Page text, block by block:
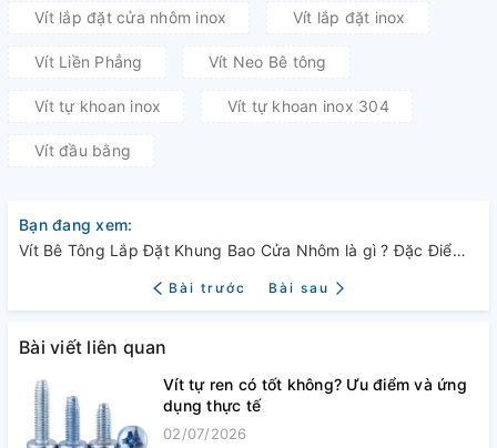
Vít lắp đặt cửa nhôm inox Vít lắp đặt inox
Vít Liền Phẳng Vít Neo Bê tông
Vít tự khoan inox Vít tự khoan inox 304
Vít đầu bằng
Bạn đang xem:
Vít Bê Tông Lắp Đặt Khung Bao Cửa Nhôm là gì ? Đặc Điểm Và Ứng Dụng của nó ?
Bài trước Bài sau
Bài viết liên quan
Vít tự ren có tốt không? Ưu điểm và ứng
dụng thực tế
02/07/2026